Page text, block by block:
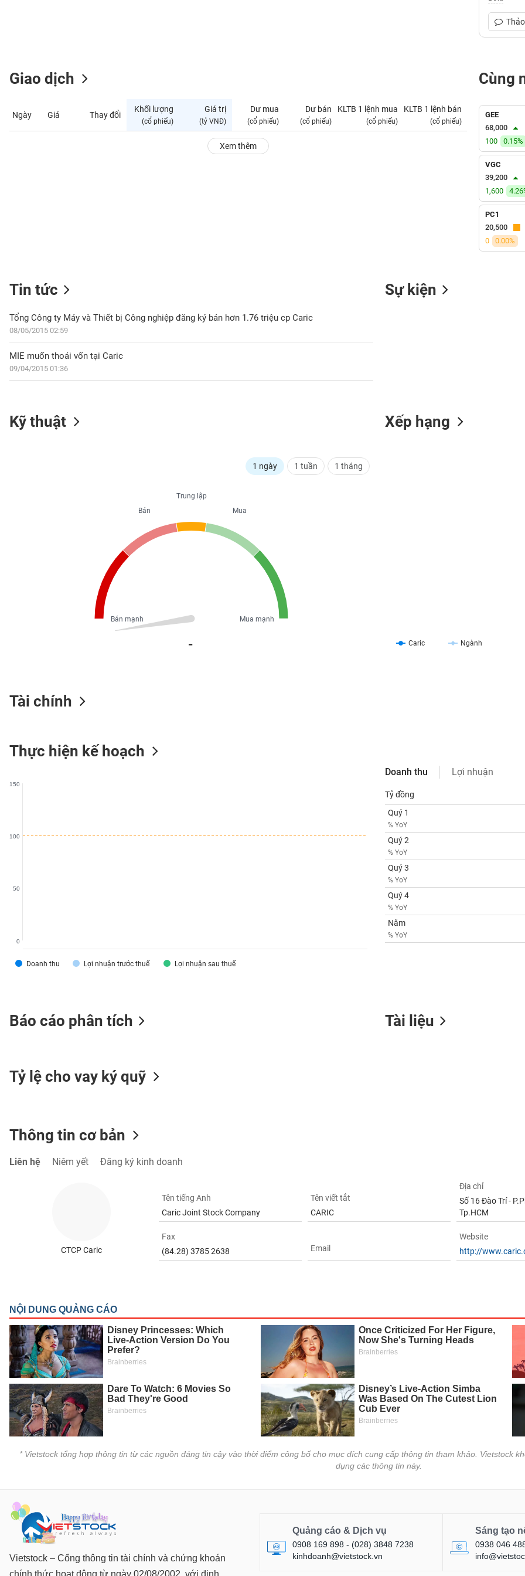
Giao dịch
Ngày Giá Thay đổi
Khối lượng
(cổ phiếu)
Giá trị
(tỷ VNĐ)
Dư mua
(cổ phiếu)
Dư bán
(cổ phiếu)
KLTB 1 lệnh mua
(cổ phiếu)
KLTB 1 lệnh bán
(cổ phiếu)
Xem thêm
Cùng
GEE
68,000
100
0.15%
VGC
39,200
1,600
PC1
20,500
0
0.00%
Tin tức
Tổng Công ty Máy và Thiết bị Công nghiệp đăng ký bán hơn 1.76 triệu cp Caric
08/05/2015 02:59
MIE muốn thoái vốn tại Caric
09/04/2015 01:36
Sự kiện
Kỹ thuật
1 ngày 1 tuần 1 tháng
Trung lập
Mua
Mua mạnh
Bán
Bán mạnh
Xếp hạng
Caric Ngành
Tài chính
Thực hiện kế hoạch
Doanh thu Lợi nhuận trước thuế Lợi nhuận sau thuế
0
50
100
150
Doanh thu Lợi nhuận
Tỷ đồng
Quý 1
% YoY
Quý 2
% YoY
Quý 3
% YoY
Quý 4
% YoY
Năm
% YoY
Báo cáo phân tích Tài liệu
Tỷ lệ cho vay ký quỹ
Thông tin cơ bản
Liên hệ Niêm yết Đăng ký kinh doanh
CTCP Caric
Tên tiếng Anh
Caric Joint Stock Company
Tên viết tắt
CARIC
Địa chỉ
Số 16 Đào Trí -
Tp.HCM
Fax
(84.28) 3785 2638
Email
Website
http://
* Vietstock tổng hợp thông tin từ các nguồn đáng tin cậy vào thời điểm công bố cho mục đích cung cấp thông tin tham khảo. Vietstock
dụng các thông tin này.
Vietstock – Cổng thông tin tài chính và chứng khoán
chính thức hoạt động từ ngày 02/08/2002, với định
Quảng cáo & Dịch vụ
0908 169 898 - (028) 3848 7238
kinhdoanh@vietstock.vn
Sáng tạo
0938 046
CÁ
NHÂN
DOANH
NGHIỆP
PHIẾU
NGUYÊN
VẬT
KHÔNG
THIẾT
CHĂM
SÓC
SỨC
KHỎE
TÀI
CHÍNH
TIN
DỊCH